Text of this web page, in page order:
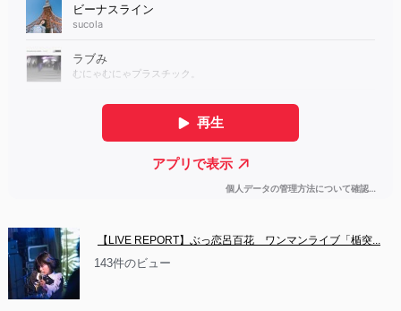
【LIVE REPORT】ぶっ恋呂百花　ワンマンライブ「楯突...
143件のビュー